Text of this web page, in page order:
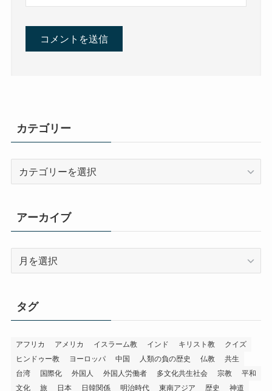
カテゴリー
リ
ー
アーカイブ
ブ
タグ
アフリカ アメリカ イスラーム教 インド キリスト教
クイズ
ヒンドゥー教
ヨーロッパ 中国 人類の負の歴史 仏教
共生
台湾
国際化 外国人 外国人労働者 多文化共生社会 宗教
平和
文化
旅 日本 日韓関係 明治時代 東南アジア 歴史 神道